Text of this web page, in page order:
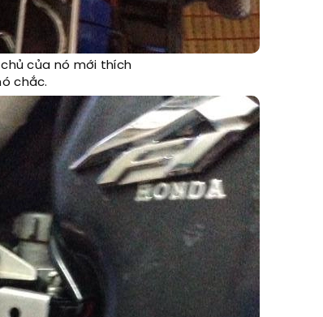
của nó mới thích
chắc.